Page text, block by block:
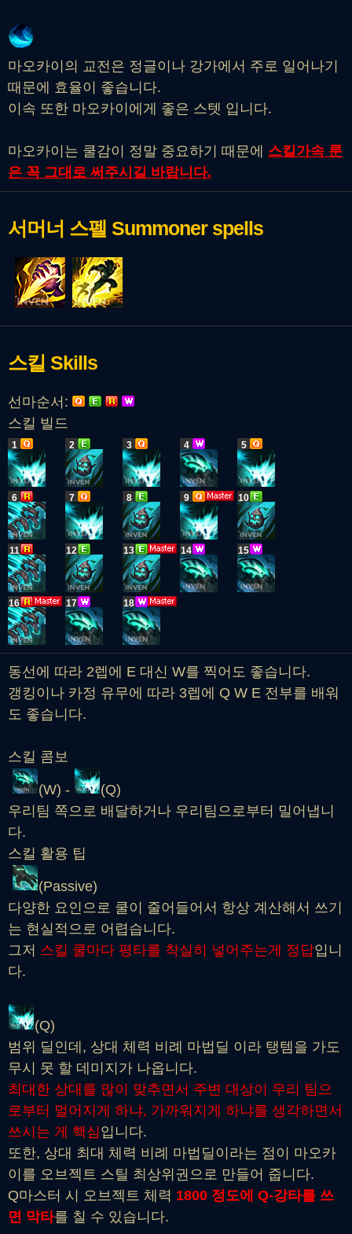
마오카이의 교전은 정글이나 강가에서 주로 일어나기
때문에 효율이 좋습니다.
이속 또한 마오카이에게 좋은 스텟 입니다.
마오카이는 쿨감이 정말 중요하기 때문에 스킬가속 룬
은 꼭 그대로 써주시길 바랍니다.
서머너 스펠 Summoner spells
스킬 Skills
선마순서:
스킬 빌드
1 2 3 4 5
6 7 8 9 10
11 12 13 14 15
16 17 18
동선에 따라 2렙에 E 대신 W를 찍어도 좋습니다.
갱킹이나 카정 유무에 따라 3렙에 Q W E 전부를 배워
도 좋습니다.
스킬 콤보
(W) -
(Q)
우리팀 쪽으로 배달하거나 우리팀으로부터 밀어냅니
다.
스킬 활용 팁
(Passive)
다양한 요인으로 쿨이 줄어들어서 항상 계산해서 쓰기
는 현실적으로 어렵습니다.
그저 스킬 쿨마다 평타를 착실히 넣어주는게 정답입니
다.
(Q)
범위 딜인데, 상대 체력 비례 마법딜 이라 탱템을 가도
무시 못 할 데미지가 나옵니다.
최대한 상대를 많이 맞추면서 주변 대상이 우리 팀으
로부터 멀어지게 하냐, 가까워지게 하냐를 생각하면서
쓰시는 게 핵심입니다.
또한, 상대 최대 체력 비례 마법딜이라는 점이 마오카
이를 오브젝트 스틸 최상위권으로 만들어 줍니다.
Q마스터 시 오브젝트 체력 1800 정도에 Q-강타를 쓰
면 막타를 칠 수 있습니다.